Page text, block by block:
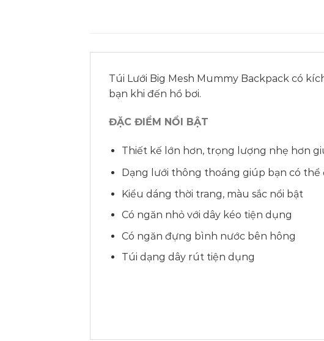
Túi Lưới Big Mesh Mummy Backpack có
bạn khi đến hồ bơi.
ĐẶC ĐIỂM NỔI BẬT
Thiết kế lớn hơn, trọng lượng nhẹ hơn
Dạng lưới thông thoáng giúp bạn có
Kiểu dáng thời trang, màu sắc nổi bật
Có ngăn nhỏ với dây kéo tiện dụng
Có ngăn đựng bình nước bên hông
Túi dạng dây rút tiện dụng